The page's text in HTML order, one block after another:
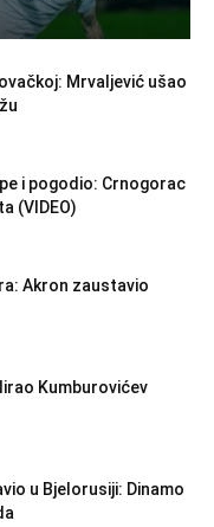
Mrvaljević ušao
i pogodio: Crnogorac
(VIDEO)
Akron zaustavio
Kumburovićev
u Bjelorusiji: Dinamo